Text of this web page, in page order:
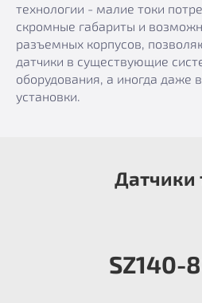
технологии - малие токи
скромные габариты и
разъемных корпусов,
датчики в существующие
оборудования, а иногда даже
установки.
Датчики
SZ140-